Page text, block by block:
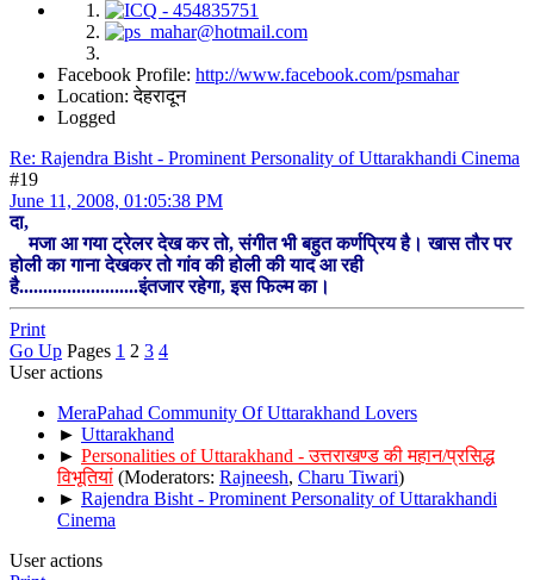
Facebook Profile: http://www.facebook.com/psmahar
Location: देहरादून
Logged
Re: Rajendra Bisht - Prominent Personality of Uttarakhandi Cinema
#19
June 11, 2008, 01:05:38 PM
दा,
मजा आ गया ट्रेलर देख कर तो, संगीत भी बहुत कर्णप्रिय है। खास तौर पर
होली का गाना देखकर तो गांव की होली की याद आ रही
है.........................इंतजार रहेगा, इस फिल्म का।
Print
Go Up Pages 1 2 3 4
User actions
MeraPahad Community Of Uttarakhand Lovers
► Uttarakhand
► Personalities of Uttarakhand - उत्तराखण्ड की महान/प्रसिद्ध
विभूतियां (Moderators: Rajneesh, Charu Tiwari)
► Rajendra Bisht - Prominent Personality of Uttarakhandi
Cinema
User actions